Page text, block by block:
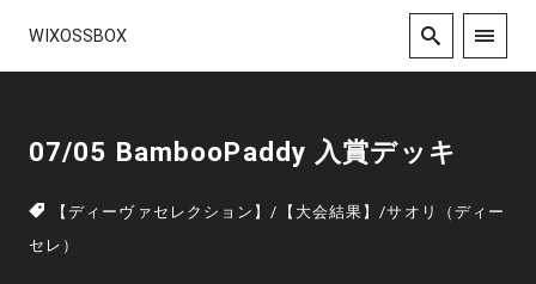
WIXOSSBOX
07/05 BambooPaddy 入賞デッキ
【ディーヴァセレクション】/ 【大会結果】/サオリ（ディー
セレ）